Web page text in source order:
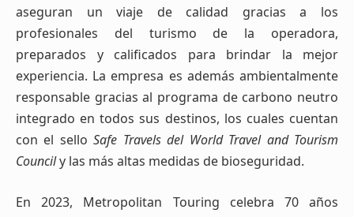
aseguran un viaje de calidad gracias a los
profesionales del turismo de la operadora,
preparados y calificados para brindar la mejor
experiencia. La empresa es además ambientalmente
responsable gracias al programa de carbono neutro
integrado en todos sus destinos, los cuales cuentan
con el selloSafe Travels del World Travel and Tourism
Councily las más altas medidas de bioseguridad.
En 2023, Metropolitan Touring celebra 70 años